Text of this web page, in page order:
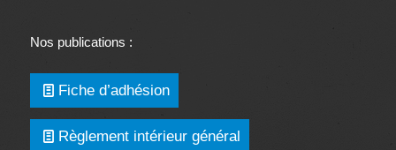
Nos publications :
Fiche d’adhésion
Règlement intérieur général